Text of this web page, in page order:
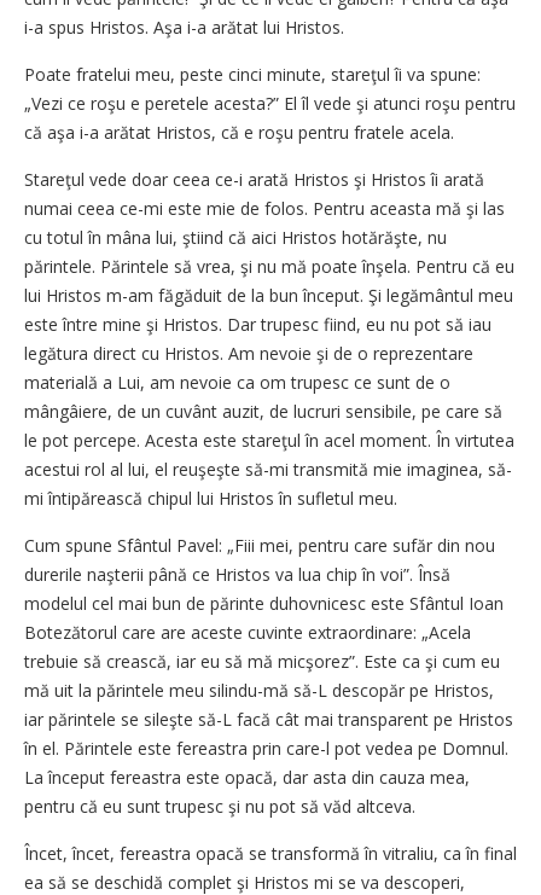
i-a spus Hristos. Aşa i-a arătat lui Hristos.
Poate fratelui meu, peste cinci minute, stareţul îi va spune:
„Vezi ce roşu e peretele acesta?” El îl vede şi atunci roşu pentru
că aşa i-a arătat Hristos, că e roşu pentru fratele acela.
Stareţul vede doar ceea ce-i arată Hristos şi Hristos îi arată
numai ceea ce-mi este mie de folos. Pentru aceasta mă şi las
cu totul în mâna lui, ştiind că aici Hristos hotărăşte, nu
părintele. Părintele să vrea, şi nu mă poate înşela. Pentru că eu
lui Hristos m-am făgăduit de la bun început. Şi legământul meu
este între mine şi Hristos. Dar trupesc fiind, eu nu pot să iau
legătura direct cu Hristos. Am nevoie şi de o reprezentare
materială a Lui, am nevoie ca om trupesc ce sunt de o
mângâiere, de un cuvânt auzit, de lucruri sensibile, pe care să
le pot percepe. Acesta este stareţul în acel moment. În virtutea
acestui rol al lui, el reuşeşte să-mi transmită mie imaginea, să-
mi întipărească chipul lui Hristos în sufletul meu.
Cum spune Sfântul Pavel: „Fiii mei, pentru care sufăr din nou
durerile naşterii până ce Hristos va lua chip în voi”. Însă
modelul cel mai bun de părinte duhovnicesc este Sfântul Ioan
Botezătorul care are aceste cuvinte extraordinare: „Acela
trebuie să crească, iar eu să mă micşorez”. Este ca şi cum eu
mă uit la părintele meu silindu-mă să-L descopăr pe Hristos,
iar părintele se sileşte să-L facă cât mai transparent pe Hristos
în el. Părintele este fereastra prin care-l pot vedea pe Domnul.
La început fereastra este opacă, dar asta din cauza mea,
pentru că eu sunt trupesc şi nu pot să văd altceva.
Încet, încet, fereastra opacă se transformă în vitraliu, ca în final
ea să se deschidă complet şi Hristos mi se va descoperi,